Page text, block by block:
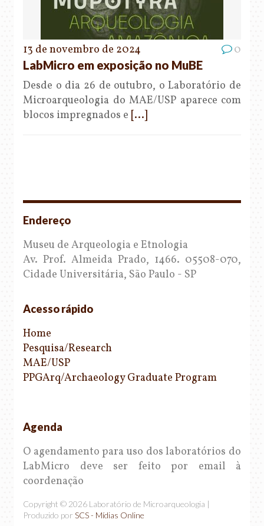
13 de novembro de 2024 0
LabMicro em exposição no MuBE
Desde o dia 26 de outubro, o Laboratório de
Microarqueologia do MAE/USP aparece com
blocos impregnados e [...]
Endereço
Museu de Arqueologia e Etnologia
Av. Prof. Almeida Prado, 1466. 05508-070,
Cidade Universitária, São Paulo - SP
Acesso rápido
Home
Pesquisa/Research
MAE/USP
PPGArq/Archaeology Graduate Program
Agenda
O agendamento para uso dos laboratórios do
LabMicro deve ser feito por email à
coordenação
Copyright © 2026 Laboratório de Microarqueologia |
Produzido por SCS - Mídias Online